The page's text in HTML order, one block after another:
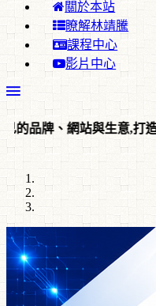
關於本站
瞭解林靖騰
課程中心
影片中心
響力與生態系非常關